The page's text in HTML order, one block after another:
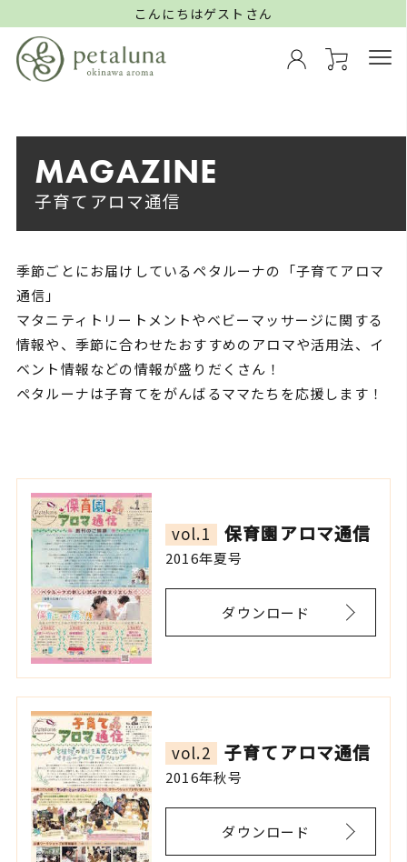
こんにちはゲストさん
MAGAZINE
子育てアロマ通信
季節ごとにお届けしているペタルーナの「子育てアロマ
通信」
マタニティトリートメントやベビーマッサージに関する
情報や、 季節に合わせたおすすめのアロマや活用法、イ
ベント情報などの情報が盛りだくさん！
ペタルーナは子育てをがんばるママたちを応援します！
vol.1 保育園アロマ通信
2016年夏号
ダウンロード
vol.2 子育てアロマ通信
2016年秋号
ダウンロード